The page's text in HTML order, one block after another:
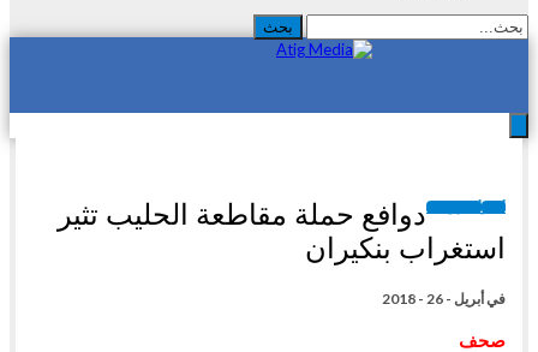
أخبارأخبار وطنيةدوافع حملة مقاطعة الحليب تثير
استغراب بنكيران
فيأبريل - 26 - 2018
صحف